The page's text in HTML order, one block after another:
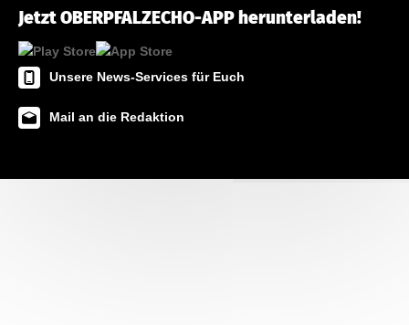
Jetzt OBERPFALZECHO-APP herunterladen!
Unsere News-Services für Euch
Mail an die Redaktion